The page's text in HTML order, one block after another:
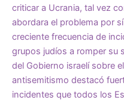
criticar a Ucrania, tal vez
abordara el problema por
creciente frecuencia de
grupos judíos a romper su
del Gobierno israelí sobre el
antisemitismo destacó
incidentes que todos los